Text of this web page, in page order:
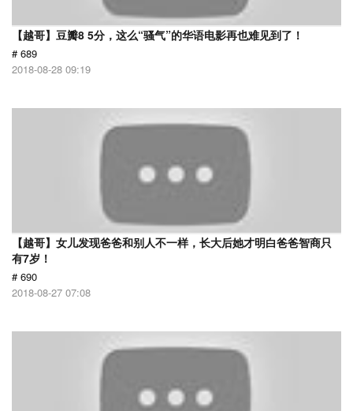
【越哥】豆瓣8 5分，这么“骚气”的华语电影再也难见到了！
# 689
2018-08-28 09:19
【越哥】女儿发现爸爸和别人不一样，长大后她才明白爸爸智商只
有7岁！
# 690
2018-08-27 07:08